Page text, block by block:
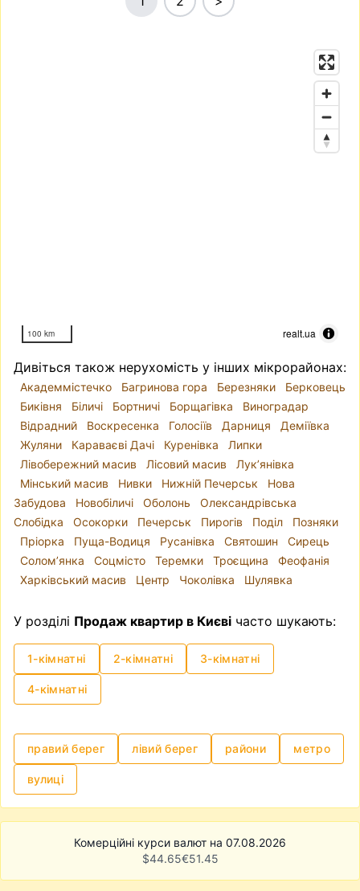
100 km realt.ua
Дивіться також нерухомість у інших мікрорайонах:
Академмістечко Багринова гора Березняки
Берковець
Биківня
Біличі Бортничі Борщагівка
Виноградар
Відрадний
Воскресенка Голосіїв Дарниця
Деміївка
Жуляни
Караваєві Дачі Куренівка
Липки
Лівобережний масив
Лісовий масив
Лук’янівка
Мінський масив
Нивки Нижній Печерськ
Нова
Забудова
Новобіличі Оболонь
Олександрівська
Слобідка
Осокорки Печерськ Пирогів Поділ
Позняки
Пріорка
Пуща-Водиця Русанівка Святошин
Сирець
Солом’янка
Соцмісто Теремки Троєщина
Феофанія
Харківський масив
Центр Чоколівка Шулявка
У розділі Продаж квартир в Києві часто шукають:
1-кімнатні 2-кімнатні 3-кімнатні
4-кімнатні
правий берег лівий берег райони метро
вулиці
Комерційні курси валют на 07.08.2026
$44.65€51.45